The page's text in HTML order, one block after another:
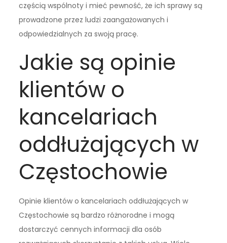
częścią wspólnoty i mieć pewność, że ich sprawy są
prowadzone przez ludzi zaangażowanych i
odpowiedzialnych za swoją pracę.
Jakie są opinie
klientów o
kancelariach
oddłużających w
Częstochowie
Opinie klientów o kancelariach oddłużających w
Częstochowie są bardzo różnorodne i mogą
dostarczyć cennych informacji dla osób